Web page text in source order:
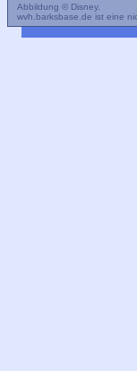
Abbildung © Disney.
wvh.barksbase.de ist eine